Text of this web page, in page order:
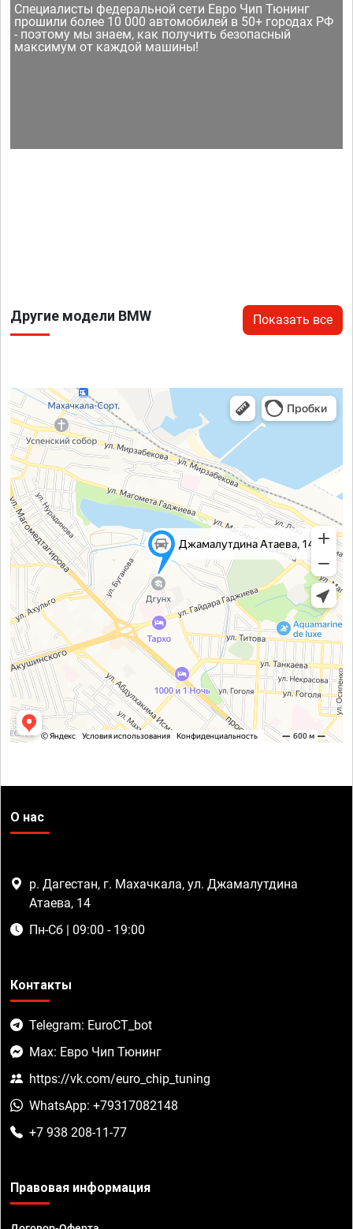
Специалисты федеральной сети Евро Чип Тюнинг
прошили более 10 000 автомобилей в 50+ городах РФ
- поэтому мы знаем, как получить безопасный
максимум от каждой машины!
Другие модели BMW Показать все
О нас
р. Дагестан, г. Махачкала, ул. Джамалутдина
Атаева, 14
Пн-Сб | 09:00 - 19:00
Контакты
Telegram: EuroCT_bot
Max: Евро Чип Тюнинг
https://vk.com/euro_chip_tuning
WhatsApp: +79317082148
+7 938 208-11-77
Правовая информация